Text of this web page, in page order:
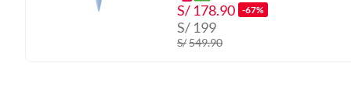
S/ 178.90 -67%
S/ 199
S/549.90